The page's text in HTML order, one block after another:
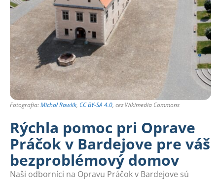
Fotografia:Michał Rawlik, CC BY-SA 4.0, cez Wikimedia Commons
Rýchla pomoc pri Oprave
Práčok v Bardejove pre váš
bezproblémový domov
Naši odborníci na Opravu Práčok v Bardejove sú